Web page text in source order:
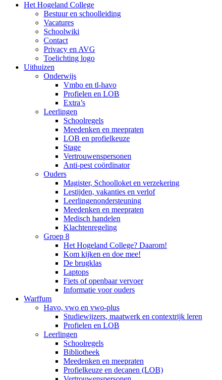
Het Hogeland College
Bestuur en schoolleiding
Vacatures
Schoolwiki
Contact
Privacy en AVG
Toelichting logo
Uithuizen
Onderwijs
Vmbo en tl-havo
Profielen en LOB
Extra’s
Leerlingen
Schoolregels
Meedenken en meepraten
LOB en profielkeuze
Stage
Vertrouwenspersonen
Anti-pest coördinator
Ouders
Magister, Schoolloket en verzekering
Lestijden, vakanties en verlof
Leerlingenondersteuning
Meedenken en meepraten
Medisch handelen
Klachtenregeling
Groep 8
Het Hogeland College? Daarom!
Kom kijken en doe mee!
De brugklas
Laptops
Fiets of openbaar vervoer
Informatie voor ouders
Warffum
Havo, vwo en vwo-plus
Studiewijzers, maatwerk en contextrijk leren
Profielen en LOB
Leerlingen
Schoolregels
Bibliotheek
Meedenken en meepraten
Profielkeuze en decanen (LOB)